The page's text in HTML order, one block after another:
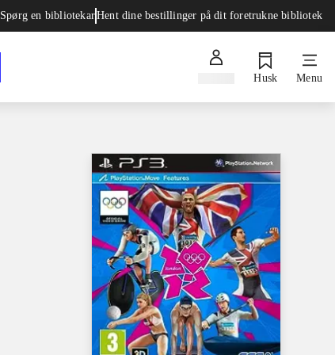
Spørg en bibliotekarHent dine bestillinger på dit foretrukne bibliotek
Husk Menu